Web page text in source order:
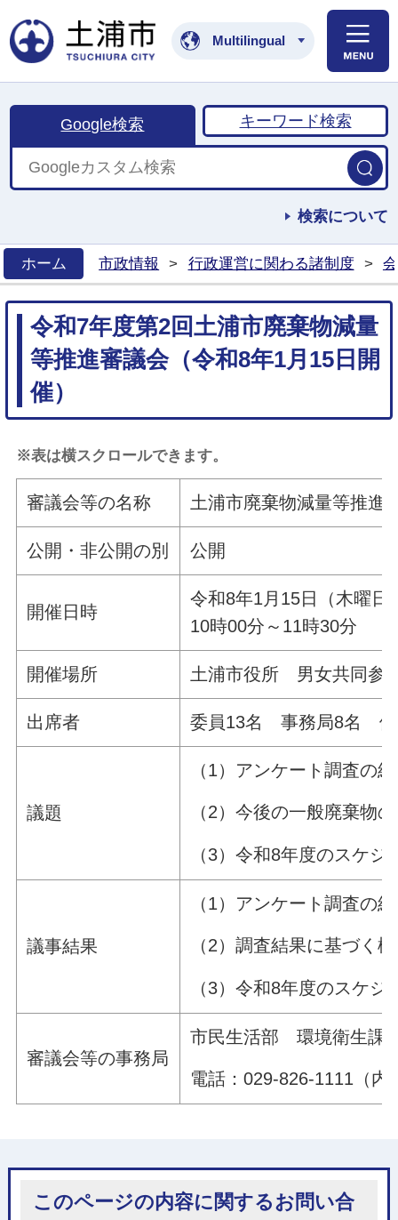
土浦市公式ホームペ
Multilingual
Google検索 キーワード検索
検索について
ホーム
市政情報 > 行政運営に関わる諸制度 >
令和7年度第2回土浦市廃棄物減量
等推進審議会（令和8年1月15日開
催）
※表は横スクロールできます。
審議会等の名称 土浦市廃棄物減量等推進
公開・非公開の別 公開
開催日時
令和8年1月15日（木曜
10時00分～11時30分
開催場所 土浦市役所 男女共同
出席者 委員13名 事務局8名 傍
議題
（1）アンケート調査の
（2）今後の一般廃棄物
（3）令和8年度のスケジ
議事結果
（1）アンケート調査の
（2）調査結果に基づく
（3）令和8年度のスケ
審議会等の事務局
市民生活部 環境衛生課
電話：029-826-1111（
このページの内容に関するお問い合